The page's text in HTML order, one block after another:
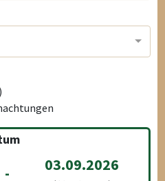
- 03.09.2026